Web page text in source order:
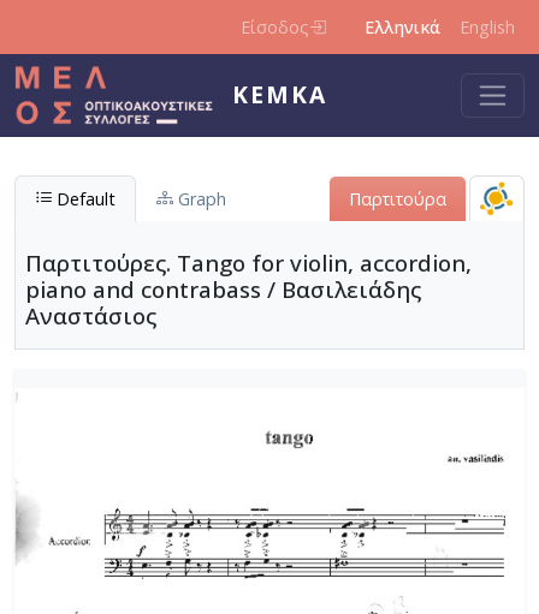
Είσοδος Ελληνικά English
ΚΕΜΚΑ
Default Graph Παρτιτούρα
Παρτιτούρες. Tango for violin, accordion,
piano and contrabass / Βασιλειάδης
Αναστάσιος